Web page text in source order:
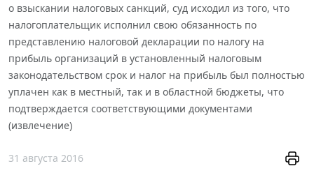
о взыскании налоговых санкций, суд исходил из того, что
налогоплательщик исполнил свою обязанность по
представлению налоговой декларации по налогу на
прибыль организаций в установленный налоговым
законодательством срок и налог на прибыль был полностью
уплачен как в местный, так и в областной бюджеты, что
подтверждается соответствующими документами
(извлечение)
31 августа 2016